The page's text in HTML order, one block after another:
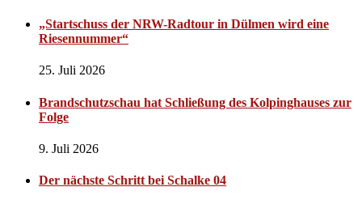
„Startschuss der NRW-Radtour in Dülmen wird eine
Riesennummer“
25. Juli 2026
Brandschutzschau hat Schließung des Kolpinghauses zur
Folge
9. Juli 2026
Der nächste Schritt bei Schalke 04